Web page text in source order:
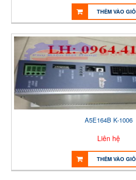
THÊM VÀO GIỎ
A5E164B K-1006
Liên hệ
THÊM VÀO GIỎ